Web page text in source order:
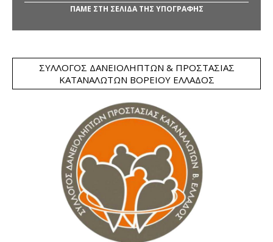
ΠΑΜΕ ΣΤΗ ΣΕΛΙΔΑ ΤΗΣ ΥΠΟΓΡΑΦΗΣ
ΣΎΛΛΟΓΟΣ ΔΑΝΕΙΟΛΗΠΤΏΝ & ΠΡΟΣΤΑΣΊΑΣ
ΚΑΤΑΝΑΛΩΤΏΝ ΒΟΡΕΊΟΥ ΕΛΛΆΔΟΣ